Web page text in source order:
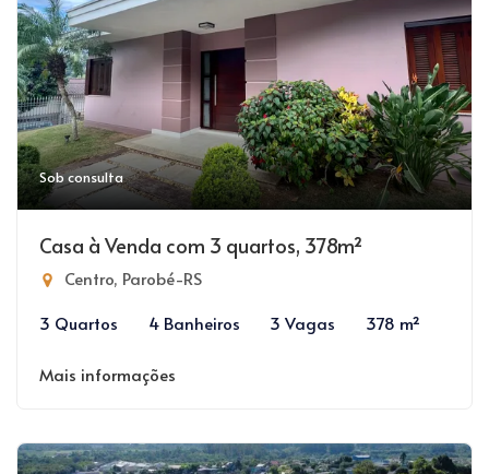
Sob consulta
Casa à Venda com 3 quartos, 378m²
Centro, Parobé-RS
3 Quartos
4 Banheiros 3 Vagas 378 m²
Mais informações